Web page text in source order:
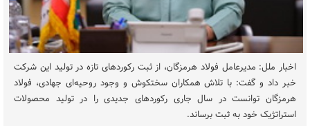
اخبار ملل: مدیرعامل فولاد هرمزگان، از ثبت رکوردهای تازه در تولید این شرکت
خبر داد و گفت: با تلاش همکاران سختکوش و وجود روحیه‌ای جهادی، فولاد
هرمزگان توانست در سال جاری رکوردهای جدیدی را در تولید محصولات
استراتژیک خود به ثبت برساند.